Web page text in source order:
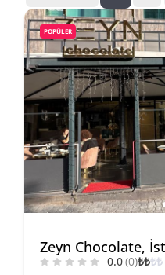
POPÜLER
Zeyn Chocolate,
0.0(0)₺₺₺₺